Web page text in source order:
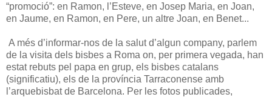
“promoció”: en Ramon, l’Esteve, en Josep Maria, en Joan,
en Jaume, en Ramon, en Pere, un altre Joan, en Benet...
A més d’informar-nos de la salut d’algun company, parlem
de la visita dels bisbes a Roma on, per primera vegada, han
estat rebuts pel papa en grup, els bisbes catalans
(significatiu), els de la província Tarraconense amb
l’arquebisbat de Barcelona. Per les fotos publicades,